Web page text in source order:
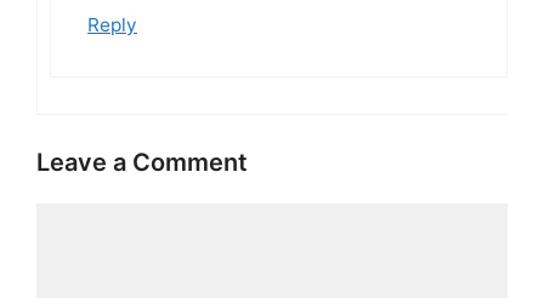
Reply
Leave a Comment